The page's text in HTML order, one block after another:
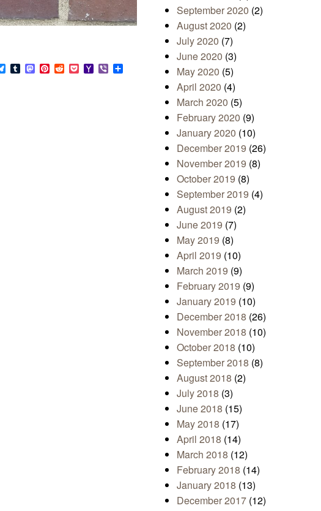
Bluesky
TumblrMastodon
Pinterest
RedditPocketYahoo
Mail
Viber
September 2020 (2)
August 2020 (2)
July 2020 (7)
June 2020 (3)
May 2020 (5)
April 2020 (4)
March 2020 (5)
February 2020 (9)
January 2020 (10)
December 2019 (26)
November 2019 (8)
October 2019 (8)
September 2019 (4)
August 2019 (2)
June 2019 (7)
May 2019 (8)
April 2019 (10)
March 2019 (9)
February 2019 (9)
January 2019 (10)
December 2018 (26)
November 2018 (10)
October 2018 (10)
September 2018 (8)
August 2018 (2)
July 2018 (3)
June 2018 (15)
May 2018 (17)
April 2018 (14)
March 2018 (12)
February 2018 (14)
January 2018 (13)
December 2017 (12)